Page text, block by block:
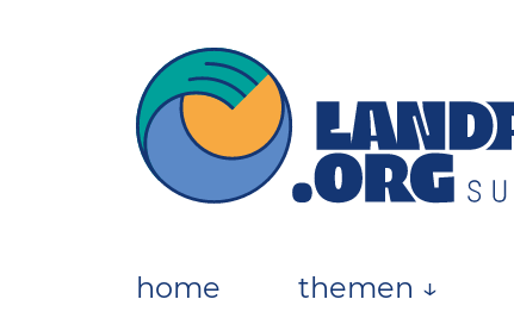
home themen ↓